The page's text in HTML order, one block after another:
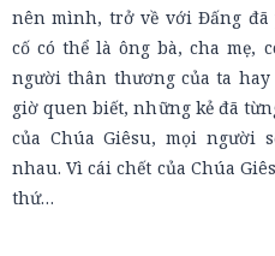
nên mình, trở về với Đấng
cố có thể là ông bà, cha mẹ,
người thân thương của ta
giờ quen biết, những kẻ đã
của Chúa Giêsu, mọi người
nhau. Vì cái chết của Chúa
thứ…